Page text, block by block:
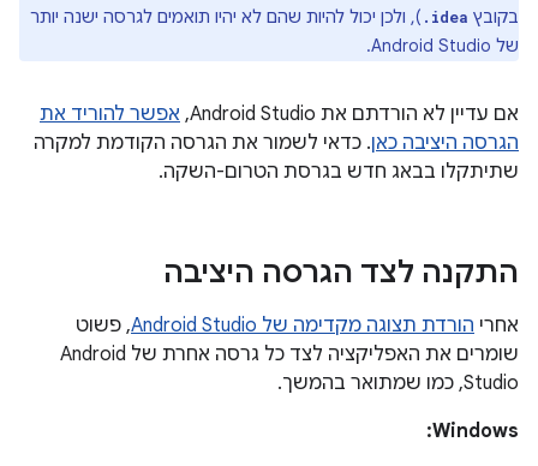
בקובץ .idea ), ולכן יכול להיות שהם לא יהיו תואמים לגרסה ישנה יותר
של Android Studio.
אם עדיין לא הורדתם את Android Studio,
אפשר להוריד את
הגרסה היציבה כאן. כדאי לשמור את הגרסה הקודמת למקרה
שתיתקלו בבאג חדש בגרסת הטרום-השקה.
התקנה לצד הגרסה היציבה
אחרי הורדת תצוגה מקדימה של Android Studio
, פשוט
שומרים את האפליקציה לצד כל גרסה אחרת של Android
Studio, כמו שמתואר בהמשך.
Windows: